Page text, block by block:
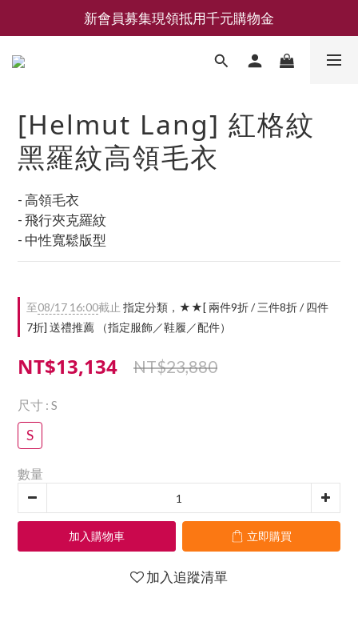
新會員募集現領抵用千元購物金
新會員募集現領抵用千元購物金
LEMAIRE 經典可頌包 NEW ARRIVAL
新會員募集現領抵用千元購物金
[Helmut Lang] 紅格紋
黑羅紋高領毛衣
- 高領毛衣
- 飛行夾克羅紋
- 中性寬鬆版型
至08/17 16:00截止 指定分類，★★[ 兩件9折 / 三件8折 / 四件
7折] 送禮推薦 （指定服飾／鞋履／配件）
NT$13,134 NT$23,880
尺寸 : S
S
數量
加入購物車 立即購買
加入追蹤清單